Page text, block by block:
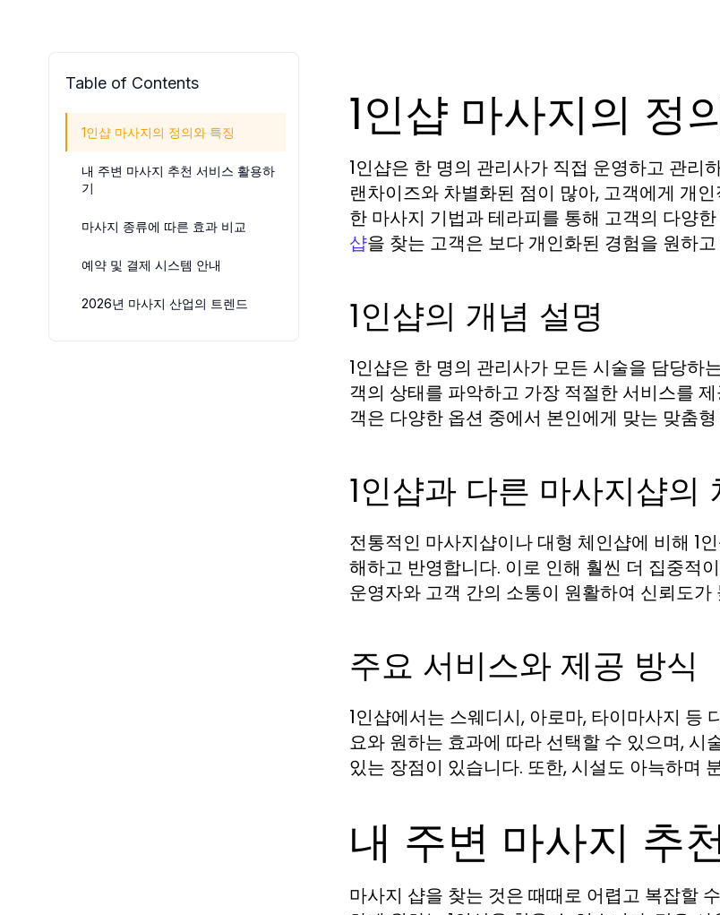
Table of Contents
1인샵 마사지의 정의와 특징
내 주변 마사지 추천 서비스 활용하
기
마사지 종류에 따른 효과 비교
예약 및 결제 시스템 안내
2026년 마사지 산업의 트렌드
1인샵 마사지의 정
1인샵은 한 명의 관리사가 직접 운영하고 관리
랜차이즈와 차별화된 점이 많아, 고객에게 개
한 마사지 기법과 테라피를 통해 고객의 다양
샵을 찾는 고객은 보다 개인화된 경험을 원하
1인샵의 개념 설명
1인샵은 한 명의 관리사가 모든 시술을 담당하
객의 상태를 파악하고 가장 적절한 서비스를
객은 다양한 옵션 중에서 본인에게 맞는 맞춤
1인샵과 다른 마사지샵의
전통적인 마사지샵이나 대형 체인샵에 비해 1
해하고 반영합니다. 이로 인해 훨씬 더 집중적
운영자와 고객 간의 소통이 원활하여 신뢰도
주요 서비스와 제공 방식
1인샵에서는 스웨디시, 아로마, 타이마사지 등
요와 원하는 효과에 따라 선택할 수 있으며,
있는 장점이 있습니다. 또한, 시설도 아늑하며
내 주변 마사지 추
마사지 샵을 찾는 것은 때때로 어렵고 복잡할